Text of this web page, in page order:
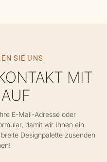
SIE UNS
MIT
E-Mail-Adresse oder
damit wir Ihnen ein
Designpalette zusenden